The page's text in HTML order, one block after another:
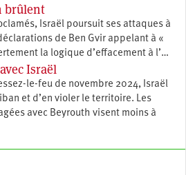
brûlent
Israël poursuit ses attaques à
de Ben Gvir appelant à «
la logique d’effacement à l’…
Israël
le-feu de novembre 2024, Israël
et d’en violer le territoire. Les
avec Beyrouth visent moins à